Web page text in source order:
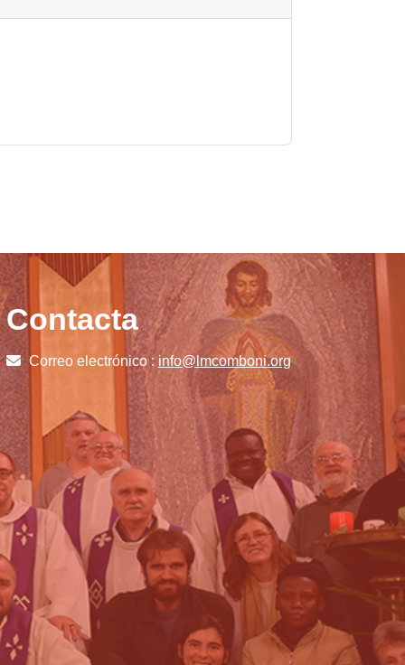
Contacta
Correo electrónico :info@lmcomboni.org